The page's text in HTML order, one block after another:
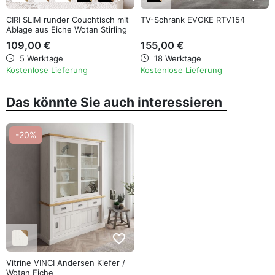
CIRI SLIM runder Couchtisch mit
Ablage aus Eiche Wotan Stirling
109,00 €
5 Werktage
Kostenlose Lieferung
TV-Schrank EVOKE RTV154
155,00 €
18 Werktage
Kostenlose Lieferung
Das könnte Sie auch interessieren
-20%
favorite_border
Vitrine VINCI Andersen Kiefer /
Wotan Eiche